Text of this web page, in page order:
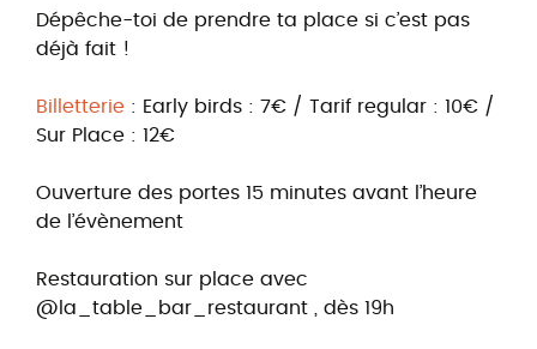
Dépêche-toi de prendre ta place si c’est pas
déjà fait !
Billetterie : Early birds : 7€ / Tarif regular : 10€ /
Sur Place : 12€
Ouverture des portes 15 minutes avant l’heure
de l’évènement
Restauration sur place avec
@‌la_table_bar_restaurant , dès 19h